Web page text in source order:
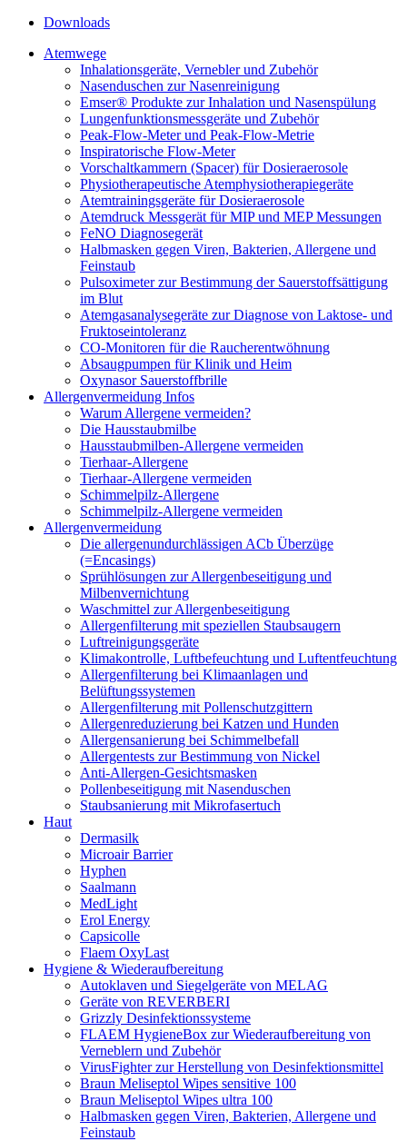
Downloads
Atemwege
Inhalationsgeräte, Vernebler und Zubehör
Nasenduschen zur Nasenreinigung
Emser® Produkte zur Inhalation und Nasenspülung
Lungenfunktionsmessgeräte und Zubehör
Peak-Flow-Meter und Peak-Flow-Metrie
Inspiratorische Flow-Meter
Vorschaltkammern (Spacer) für Dosieraerosole
Physiotherapeutische Atemphysiotherapiegeräte
Atemtrainingsgeräte für Dosieraerosole
Atemdruck Messgerät für MIP und MEP Messungen
FeNO Diagnosegerät
Halbmasken gegen Viren, Bakterien, Allergene und
Feinstaub
Pulsoximeter zur Bestimmung der Sauerstoffsättigung
im Blut
Atemgasanalysegeräte zur Diagnose von Laktose- und
Fruktoseintoleranz
CO-Monitoren für die Raucherentwöhnung
Absaugpumpen für Klinik und Heim
Oxynasor Sauerstoffbrille
Allergenvermeidung Infos
Warum Allergene vermeiden?
Die Hausstaubmilbe
Hausstaubmilben-Allergene vermeiden
Tierhaar-Allergene
Tierhaar-Allergene vermeiden
Schimmelpilz-Allergene
Schimmelpilz-Allergene vermeiden
Allergenvermeidung
Die allergenundurchlässigen ACb Überzüge
(=Encasings)
Sprühlösungen zur Allergenbeseitigung und
Milbenvernichtung
Waschmittel zur Allergenbeseitigung
Allergenfilterung mit speziellen Staubsaugern
Luftreinigungsgeräte
Klimakontrolle, Luftbefeuchtung und Luftentfeuchtung
Allergenfilterung bei Klimaanlagen und
Belüftungssystemen
Allergenfilterung mit Pollenschutzgittern
Allergenreduzierung bei Katzen und Hunden
Allergensanierung bei Schimmelbefall
Allergentests zur Bestimmung von Nickel
Anti-Allergen-Gesichtsmasken
Pollenbeseitigung mit Nasenduschen
Staubsanierung mit Mikrofasertuch
Haut
Dermasilk
Microair Barrier
Hyphen
Saalmann
MedLight
Erol Energy
Capsicolle
Flaem OxyLast
Hygiene & Wiederaufbereitung
Autoklaven und Siegelgeräte von MELAG
Geräte von REVERBERI
Grizzly Desinfektionssysteme
FLAEM HygieneBox zur Wiederaufbereitung von
Verneblern und Zubehör
VirusFighter zur Herstellung von Desinfektionsmittel
Braun Meliseptol Wipes sensitive 100
Braun Meliseptol Wipes ultra 100
Halbmasken gegen Viren, Bakterien, Allergene und
Feinstaub